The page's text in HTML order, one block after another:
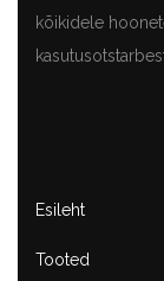
kõikidele
Esileht
Tooted